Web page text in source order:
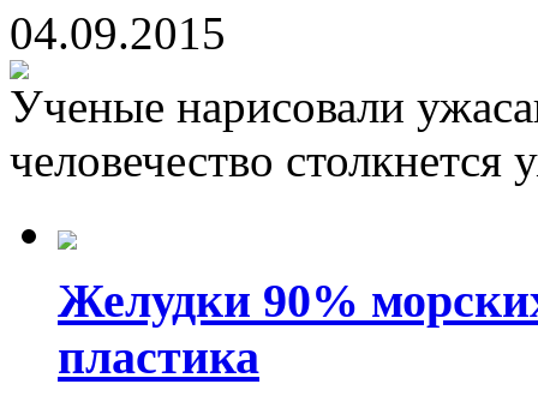
04.09.2015
Ученые нарисовали
человечество столкнется
Желудки 90%
пластика